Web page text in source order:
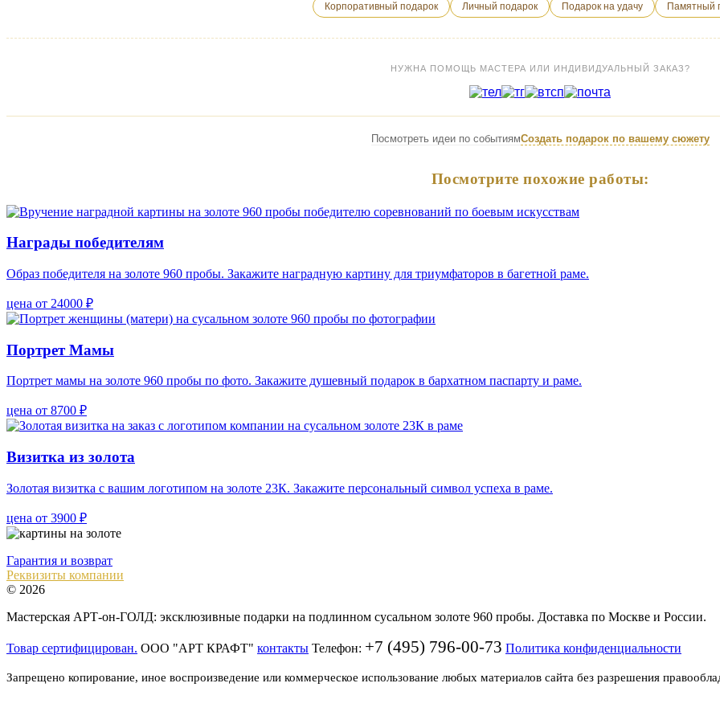
Корпоративный подарок Личный подарок Подарок на удачу Памятный
НУЖНА ПОМОЩЬ МАСТЕРА ИЛИ ИНДИВИДУАЛЬНЫЙ ЗАКАЗ?
Посмотреть идеи по событиямСоздать подарок по вашему сюжету
Посмотрите похожие работы:
Награды победителям
Образ победителя на золоте 960 пробы. Закажите наградную картину для триумфаторов в багетной раме.
цена от 24000 ₽
Портрет Мамы
Портрет мамы на золоте 960 пробы по фото. Закажите душевный подарок в бархатном паспарту и раме.
цена от 8700 ₽
Визитка из золота
Золотая визитка с вашим логотипом на золоте 23К. Закажите персональный символ успеха в раме.
цена от 3900 ₽
Гарантия и возврат
Реквизиты компании
© 2026
Мастерская АРТ-он-ГОЛД: эксклюзивные подарки на подлинном сусальном золоте 960 пробы. Доставка по Москве и России.
Товар сертифицирован. ООО "АРТ КРАФТ" контакты Телефон: +7 (495) 796-00-73 Политика конфиденциальности
Запрещено копирование, иное воспроизведение или коммерческое использование любых материалов сайта без разрешения